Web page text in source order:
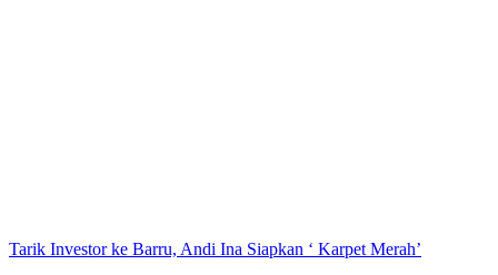
Tarik Investor ke Barru, Andi Ina Siapkan ‘ Karpet Merah’